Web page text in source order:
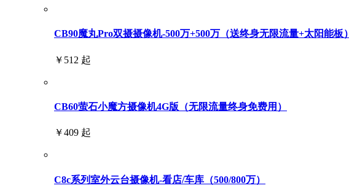
CB90魔丸Pro双摄摄像机-500万+500万（送终身无限流量+太阳能板）
￥512 起
CB60萤石小魔方摄像机4G版（无限流量终身免费用）
￥409 起
C8c系列室外云台摄像机-看店/车库（500/800万）